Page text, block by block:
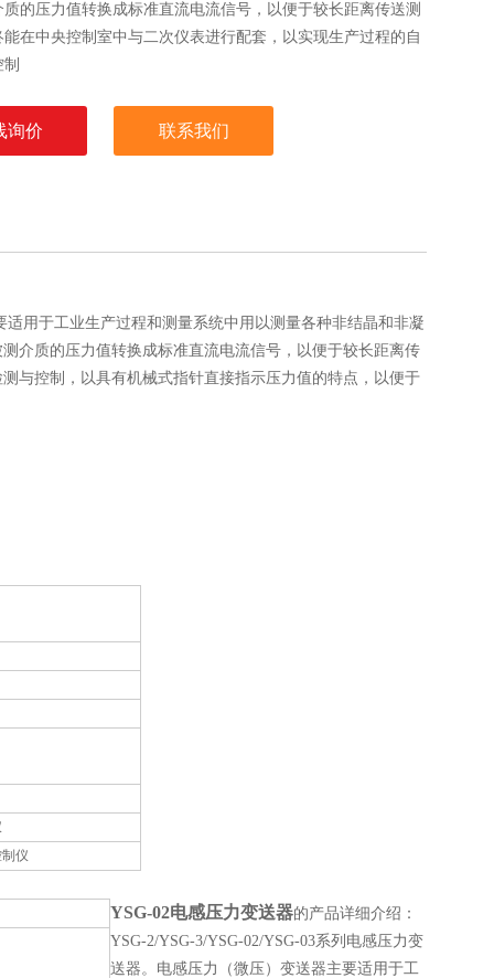
的压力值转换成标准直流电流信号，以便于较长距离传送测
能在中央控制室中与二次仪表进行配套，以实现生产过程的自
询价 联系我们
适用于工业生产过程和测量系统中用以测量各种非结晶和非凝
介质的压力值转换成标准直流电流信号，以便于较长距离传
与控制，以具有机械式指针直接指示压力值的特点，以便于
仪
YSG-02电感压力变送器的产品详细介绍：
YSG-2/YSG-3/YSG-02/YSG-03系列电感压力变
送器。电感压力（微压）变送器主要适用于工